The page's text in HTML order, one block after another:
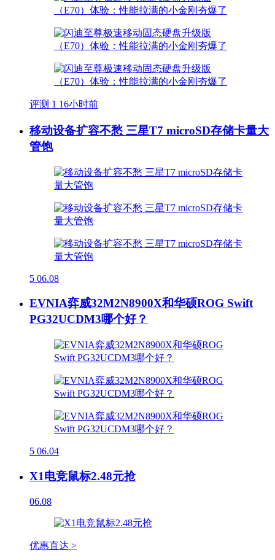
评测 1 16小时前
移动设备扩容不愁 三星T7 microSD存储卡量大
管饱
5 06.08
EVNIA弈威32M2N8900X和华硕ROG Swift
PG32UCDM3哪个好？
5 06.04
X1电竞鼠标2.48元抢
06.08
优惠直达 >